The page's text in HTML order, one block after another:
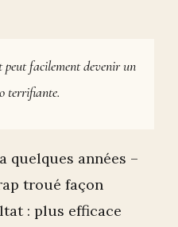
peut facilement devenir un
terrifiante.
quelques années –
troué façon
: plus efficace